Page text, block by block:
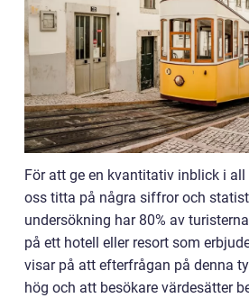
För att ge en kvantitativ inblick i
oss titta på några siffror och
undersökning har 80% av
på ett hotell eller resort som
visar på att efterfrågan på denna
hög och att besökare värdesätter